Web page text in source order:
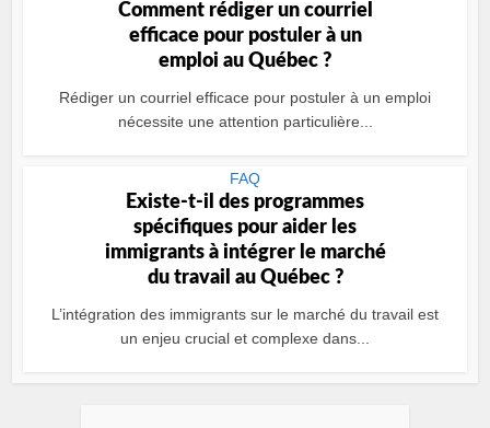
Comment rédiger un courriel
efficace pour postuler à un
emploi au Québec ?
Rédiger un courriel efficace pour postuler à un emploi
nécessite une attention particulière...
FAQ
Existe-t-il des programmes
spécifiques pour aider les
immigrants à intégrer le marché
du travail au Québec ?
L’intégration des immigrants sur le marché du travail est
un enjeu crucial et complexe dans...